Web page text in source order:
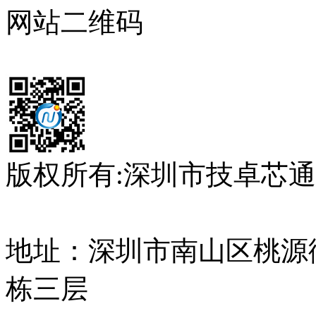
网站二维码
版权所有:深圳市技卓芯
地址：深圳市南山区桃
栋三层